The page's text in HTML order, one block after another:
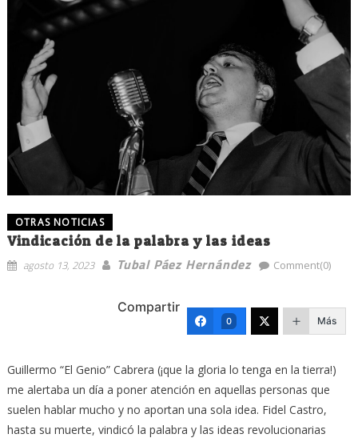
OTRAS NOTICIAS
Vindicación de la palabra y las ideas
agosto 13, 2023 Tubal Páez Hernández Comment(0)
Compartir
0 Más
Guillermo “El Genio” Cabrera (¡que la gloria lo tenga en la tierra!)
me alertaba un día a poner atención en aquellas personas que
suelen hablar mucho y no aportan una sola idea. Fidel Castro,
hasta su muerte, vindicó la palabra y las ideas revolucionarias